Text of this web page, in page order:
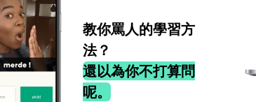
教你罵人的學習方
法？
還以為你不打算問
呢。